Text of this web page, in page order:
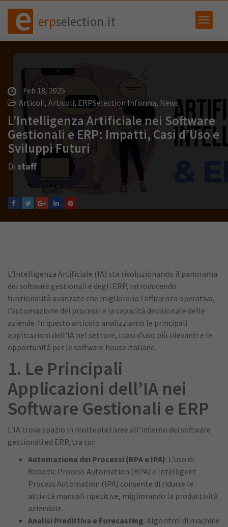
erpselection.it
Feb 18, 2025
Articoli, Articoli, ERPSelection Informa, News
L’Intelligenza Artificiale nei Software
Gestionali e ERP: Impatti, Casi d’Uso e
Sviluppi Futuri
Di staff
L’Intelligenza Artificiale (IA) sta rivoluzionando il panorama
dei software gestionali e degli ERP, introducendo
funzionalità avanzate che migliorano l’efficienza operativa,
l’automazione dei processi e la capacità decisionale delle
aziende. In questo articolo analizziamo le principali
applicazioni dell’IA nel settore, i casi d’uso più rilevanti e le
opportunità per le software house italiane.
1. Le Principali
Applicazioni dell’IA nei
Software Gestionali e ERP
L’IA trova spazio in molteplici aree all’interno dei software
gestionali ed ERP, tra cui:
Automazione dei Processi (RPA e IPA): L’uso di
Robotic Process Automation (RPA) e Intelligent
Process Automation (IPA) consente di ridurre le
attività manuali ripetitive, migliorando la produttività
aziendale.
Analisi Predittiva e Forecasting: Algoritmi di machine